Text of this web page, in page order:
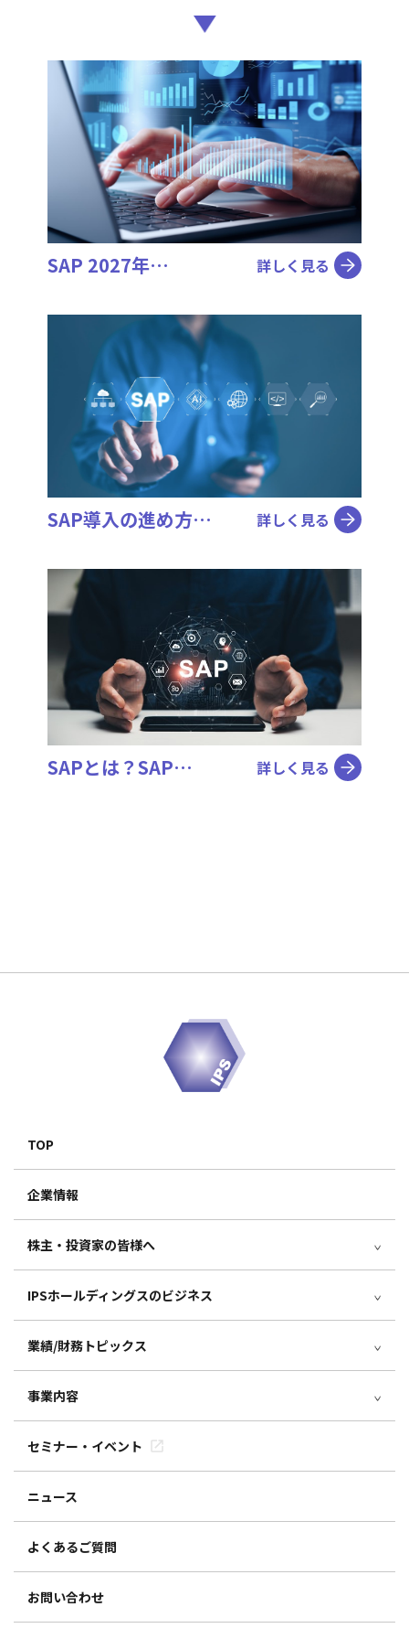
SAP 2027年… 詳しく見る
SAP導入の進め方… 詳しく見る
SAPとは？SAP… 詳しく見る
TOP
企業情報
株主・投資家の皆様へ
IPSホールディングスのビジネス
業績/財務トピックス
事業内容
セミナー・イベント
ニュース
よくあるご質問
お問い合わせ